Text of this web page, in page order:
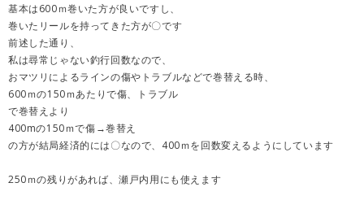
基本は600ｍ巻いた方が良いですし、
巻いたリールを持ってきた方が〇です
前述した通り、
私は尋常じゃない釣行回数なので、
おマツリによるラインの傷やトラブルなどで巻替える時、
600ｍの150ｍあたりで傷、トラブル
で巻替えより
400mの150ｍで傷→巻替え
の方が結局経済的には〇なので、400ｍを回数変えるようにしています
250ｍの残りがあれば、瀬戸内用にも使えます